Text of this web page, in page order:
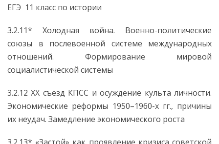
ЕГЭ 11 класс по истории
3.2.11* Холодная война. Военно-политические
союзы в послевоенной системе международных
отношений. Формирование мировой
социалистической системы
3.2.12 XX съезд КПСС и осуждение культа личности.
Экономические реформы 1950–1960-х гг., причины
их неудач. Замедление экономического роста